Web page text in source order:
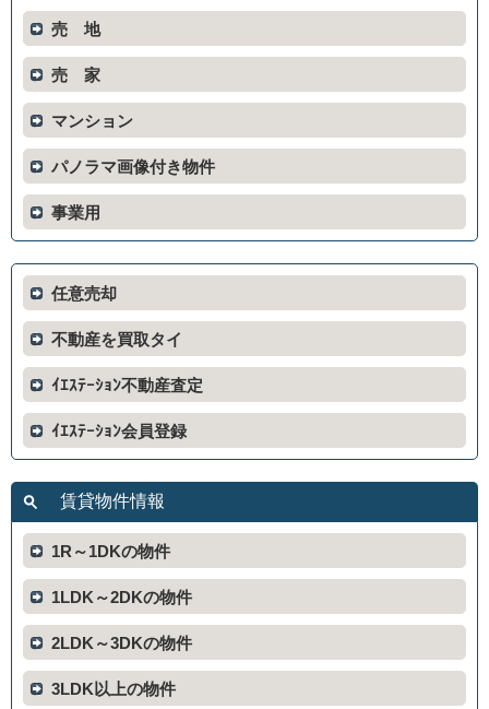
売 地
売 家
マンション
パノラマ画像付き物件
事業用
任意売却
不動産を買取タイ
ｲｴｽﾃｰｼｮﾝ不動産査定
ｲｴｽﾃｰｼｮﾝ会員登録
賃貸物件情報
1R～1DKの物件
1LDK～2DKの物件
2LDK～3DKの物件
3LDK以上の物件